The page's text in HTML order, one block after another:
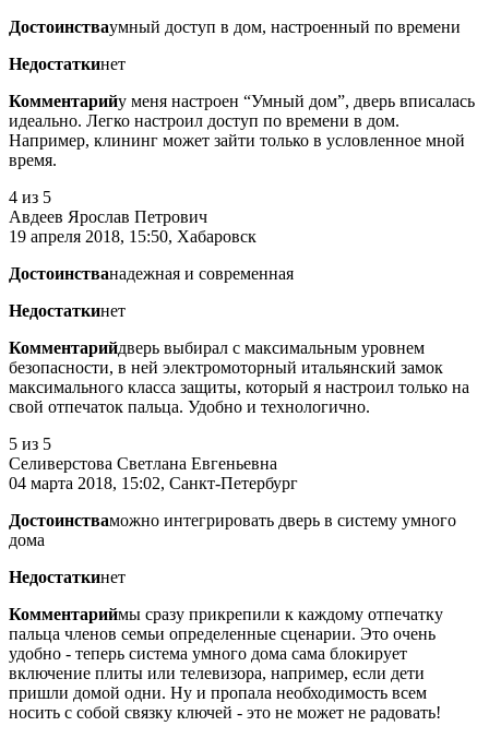
Достоинстваумный доступ в дом, настроенный по времени
Недостаткинет
Комментарийу меня настроен “Умный дом”, дверь вписалась
идеально. Легко настроил доступ по времени в дом.
Например, клининг может зайти только в условленное мной
время.
4 из 5
Авдеев Ярослав Петрович
19 апреля 2018, 15:50, Хабаровск
Достоинстванадежная и современная
Недостаткинет
Комментарийдверь выбирал с максимальным уровнем
безопасности, в ней электромоторный итальянский замок
максимального класса защиты, который я настроил только на
свой отпечаток пальца. Удобно и технологично.
5 из 5
Селиверстова Светлана Евгеньевна
04 марта 2018, 15:02, Санкт-Петербург
Достоинстваможно интегрировать дверь в систему умного
дома
Недостаткинет
Комментариймы сразу прикрепили к каждому отпечатку
пальца членов семьи определенные сценарии. Это очень
удобно - теперь система умного дома сама блокирует
включение плиты или телевизора, например, если дети
пришли домой одни. Ну и пропала необходимость всем
носить с собой связку ключей - это не может не радовать!